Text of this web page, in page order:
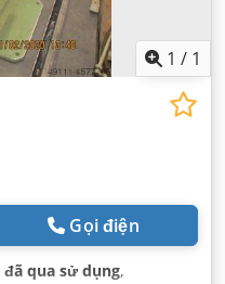
1 / 1
Gọi điện
đã qua sử dụng,